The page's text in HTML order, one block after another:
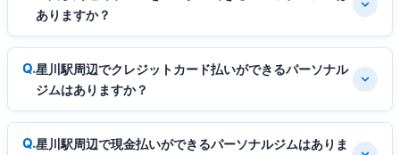
ありますか？
星川駅周辺でクレジットカード払いができるパーソナル
ジムはありますか？
星川駅周辺で現金払いができるパーソナルジムはありま